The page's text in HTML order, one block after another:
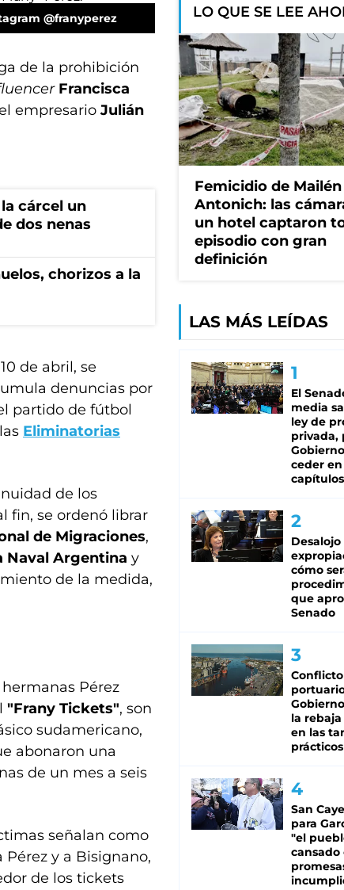
@franyperez
de la prohibición
Francisca
empresario Julián
cárcel un
dos nenas
chorizos a la
de abril, se
denuncias por
partido de fútbol
Eliminatorias
de los
fin, se ordenó librar
de Migraciones,
Naval Argentina y
de la medida,
hermanas Pérez
"Frany Tickets", son
sudamericano,
abonaron una
de un mes a seis
señalan como
y a Bisignano,
de los tickets
LO QUE SE LEE
Femicidio de Mailén
Antonich: las
un hotel captaron
episodio con gran
definición
LAS MÁS LEÍDAS
El
media
ley de
privada,
ceder
capítulos
cómo
que
Senado
Conflicto
la rebaja
en las
prácticos
San
para
"el
cansado